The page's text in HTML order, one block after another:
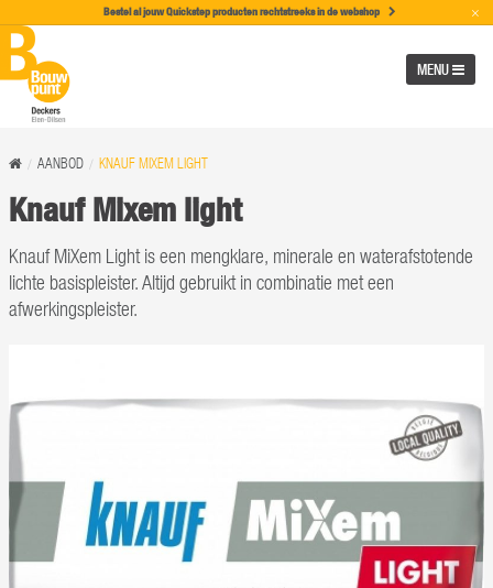
Bestel al jouw Quickstep producten rechtstreeks in de webshop ×
MENU
AANBOD KNAUF MIXEM LIGHT
Knauf Mixem light
Knauf MiXem Light is een mengklare, minerale en waterafstotende
lichte basispleister. Altijd gebruikt in combinatie met een
afwerkingspleister.